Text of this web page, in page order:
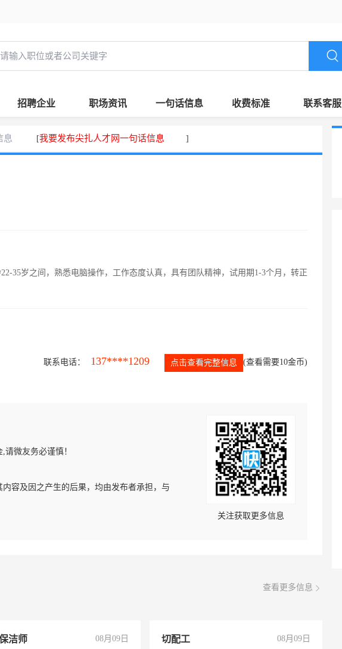
招聘企业 职场资讯 一句话信息 收费标准 联系客服
息 [我要发布尖扎人才网一句话信息 ]
35岁之间，熟悉电脑操作，工作态度认真，具有团队精神，试用期1-3个月，转正
联系电话： 137****1209 点击查看完整信息 (查看需要10金币)
微友务必谨慎！
容及因之产生的后果，均由发布者承担，与
关注获取更多信息
查看更多信息
洁师 08月09日 切配工 08月09日